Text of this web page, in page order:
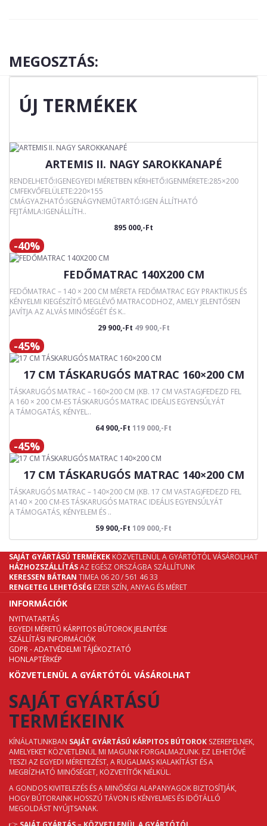
MEGOSZTÁS:
ÚJ TERMÉKEK
ARTEMIS II. NAGY SAROKKANAPÉ
RENDELHETŐ:IGENEGYEDI MÉRETBEN KÉRHETŐ:IGENMÉRETE:285×200
CMFEKVŐFELÜLETE:220×155
CMÁGYAZHATÓ:IGENÁGYNEMŰTARTÓ:IGEN ÁLLÍTHATÓ
FEJTÁMLA:IGENÁLLÍTH..
895 000,-Ft
-40%
FEDŐMATRAC 140X200 CM
FEDŐMATRAC – 140 × 200 CM MÉRETA FEDŐMATRAC EGY PRAKTIKUS ÉS
KÉNYELMI KIEGÉSZÍTŐ MEGLÉVŐ MATRACODHOZ, AMELY JELENTŐSEN
JAVÍTJA AZ ALVÁS MINŐSÉGÉT ÉS K..
29 900,-Ft 49 900,-Ft
-45%
17 CM TÁSKARUGÓS MATRAC 160×200 CM
TÁSKARUGÓS MATRAC – 160×200 CM (KB. 17 CM VASTAG)FEDEZD FEL
A 160 × 200 CM-ES TÁSKARUGÓS MATRAC IDEÁLIS EGYENSÚLYÁT
A TÁMOGATÁS, KÉNYEL..
64 900,-Ft 119 000,-Ft
-45%
17 CM TÁSKARUGÓS MATRAC 140×200 CM
TÁSKARUGÓS MATRAC – 140×200 CM (KB. 17 CM VASTAG)FEDEZD FEL
A140 × 200 CM-ES TÁSKARUGÓS MATRAC IDEÁLIS EGYENSÚLYÁT
A TÁMOGATÁS, KÉNYELEM ÉS ..
59 900,-Ft 109 000,-Ft
SAJÁT GYÁRTÁSÚ TERMÉKEK KÖZVETLENÜL A GYÁRTÓTÓL VÁSÁROLHAT
HÁZHOZSZÁLLÍTÁSAZ EGÉSZ ORSZÁGBA SZÁLLÍTUNK
KERESSEN BÁTRAN TIMEA 06 20 / 561 46 33
RENGETEG LEHETŐSÉG EZER SZÍN, ANYAG ÉS MÉRET
INFORMÁCIÓK
NYITVATARTÁS
EGYEDI MÉRETŰ KÁRPITOS BÚTOROK JELENTÉSE
SZÁLLÍTÁSI INFORMÁCIÓK
GDPR - ADATVÉDELMI TÁJÉKOZTATÓ
HONLAPTÉRKÉP
KÖZVETLENÜL A GYÁRTÓTÓL VÁSÁROLHAT
SAJÁT GYÁRTÁSÚ
TERMÉKEINK
KÍNÁLATUNKBAN SAJÁT GYÁRTÁSÚ KÁRPITOS BÚTOROK SZEREPELNEK,
AMELYEKET KÖZVETLENÜL MI MAGUNK FORGALMAZUNK. EZ LEHETŐVÉ
TESZI AZ EGYEDI MÉRETEZÉST, A RUGALMAS KIALAKÍTÁST ÉS A
MEGBÍZHATÓ MINŐSÉGET, KÖZVETÍTŐK NÉLKÜL.
A GONDOS KIVITELEZÉS ÉS A MINŐSÉGI ALAPANYAGOK BIZTOSÍTJÁK,
HOGY BÚTORAINK HOSSZÚ TÁVON IS KÉNYELMES ÉS IDŐTÁLLÓ
MEGOLDÁST NYÚJTSANAK.